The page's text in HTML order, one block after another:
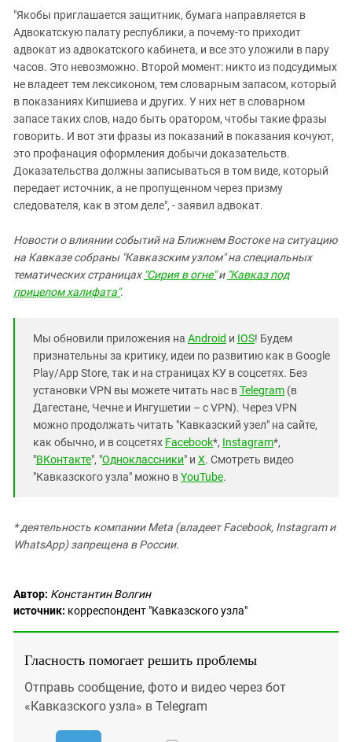
"Якобы приглашается защитник, бумага направляется в
Адвокатскую палату республики, а почему-то приходит
адвокат из адвокатского кабинета, и все это уложили в пару
часов. Это невозможно. Второй момент: никто из подсудимых
не владеет тем лексиконом, тем словарным запасом, который
в показаниях Кипшиева и других. У них нет в словарном
запасе таких слов, надо быть оратором, чтобы такие фразы
говорить. И вот эти фразы из показаний в показания кочуют,
это профанация оформления добычи доказательств.
Доказательства должны записываться в том виде, который
передает источник, а не пропущенном через призму
следователя, как в этом деле", - заявил адвокат.
Новости о влиянии событий на Ближнем Востоке на ситуацию
на Кавказе собраны "Кавказским узлом" на специальных
тематических страницах "Сирия в огне"и "Кавказ под
прицелом халифата".
Мы обновили приложения на Android и IOS! Будем
признательны за критику, идеи по развитию как в Google
Play/App Store, так и на страницах КУ в соцсетях. Без
установки VPN вы можете читать нас вTelegram (в
Дагестане, Чечне и Ингушетии – с VPN). Через VPN
можно продолжать читать "Кавказский узел" на сайте,
как обычно, и в соцсетях Facebook*, Instagram*,
"ВКонтакте", "Одноклассники" и X. Смотреть видео
"Кавказского узла" можно вYouTube.
* деятельность компании Meta (владеет Facebook, Instagram и
WhatsApp) запрещена в России.
Автор: Константин Волгин
источник: корреспондент "Кавказского узла"
Гласность помогает решить проблемы
Отправь сообщение, фото и видео через бот
«Кавказского узла» в Telegram